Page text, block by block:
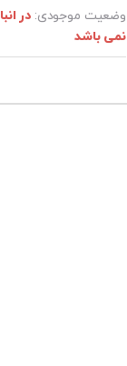
وضعیت موجودی:در
نمی باشد